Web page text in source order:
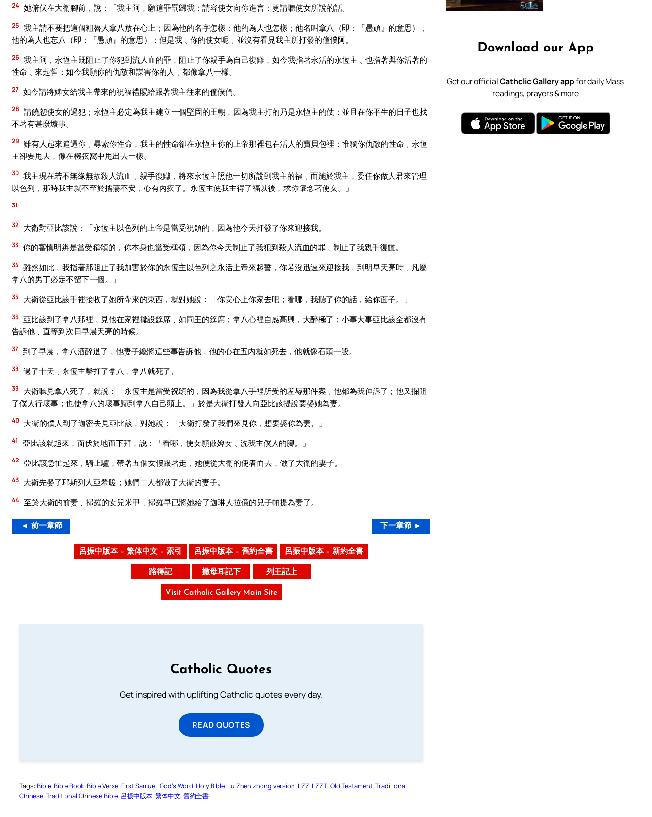
24 她俯伏在大衛腳前﹐說：「我主阿﹐願這罪罰歸我；請容使女向你進言；更請聽使女所說的話。
25 我主請不要把這個粗魯人拿八放在心上；因為他的名字怎樣；他的為人也怎樣；他名叫拿八（即：『愚頑』的意思）﹐
他的為人也忘八（即：『愚頑』的意思）；但是我﹑你的使女呢﹑並沒有看見我主所打發的僮僕阿。
26 我主阿﹐永恆主既阻止了你犯到流人血的罪﹐阻止了你親手為自己復讎﹐如今我指著永活的永恆主﹑也指著與你活著的
性命﹑來起誓：如今我願你的仇敵和謀害你的人﹑都像拿八一樣。
27 如今請將婢女給我主帶來的祝福禮賜給跟著我主往來的僮僕們。
28 請饒恕使女的過犯；永恆主必定為我主建立一個堅固的王朝﹐因為我主打的乃是永恆主的仗；並且在你平生的日子也找
不著有甚麼壞事。
29 雖有人起來追逼你﹑尋索你性命﹐我主的性命卻在永恆主你的上帝那裡包在活人的寶貝包裡；惟獨你仇敵的性命﹑永恆
主卻要甩去﹐像在機弦窩中甩出去一樣。
30 我主現在若不無緣無故殺人流血﹑親手復讎﹐將來永恆主照他一切所說到我主的福﹑而施於我主﹐委任你做人君來管理
以色列﹐那時我主就不至於搖蕩不安﹐心有內疚了。永恆主使我主得了福以後﹐求你懷念著使女。」
31
32 大衛對亞比該說：「永恆主以色列的上帝是當受祝頌的﹐因為他今天打發了你來迎接我。
33 你的審慎明辨是當受稱頌的﹐你本身也當受稱頌﹐因為你今天制止了我犯到殺人流血的罪﹐制止了我親手復讎。
34 雖然如此﹐我指著那阻止了我加害於你的永恆主以色列之永活上帝來起誓﹐你若沒迅速來迎接我﹐到明早天亮時﹑凡屬
拿八的男丁必定不留下一個。」
35 大衛從亞比該手裡接收了她所帶來的東西﹐就對她說：「你安心上你家去吧；看哪﹐我聽了你的話﹐給你面子。」
36 亞比該到了拿八那裡﹐見他在家裡擺設筵席﹑如同王的筵席；拿八心裡自感高興﹐大醉極了；小事大事亞比該全都沒有
告訴他﹑直等到次日早晨天亮的時候。
37 到了早晨﹐拿八酒醉退了﹐他妻子纔將這些事告訴他﹐他的心在五內就如死去﹐他就像石頭一般。
38 過了十天﹑永恆主擊打了拿八﹐拿八就死了。
39
大衛聽見拿八死了﹐就說：「永恆主是當受祝頌的﹐因為我從拿八手裡所受的羞辱那件案﹑他都為我伸訴了；他又攔阻
了僕人行壞事；也使拿八的壞事歸到拿八自己頭上。」於是大衛打發人向亞比該提說要娶她為妻。
40 大衛的僕人到了迦密去見亞比該﹐對她說：「大衛打發了我們來見你﹐想要娶你為妻。」
41 亞比該就起來﹐面伏於地而下拜﹐說：「看哪﹐使女願做婢女﹑洗我主僕人的腳。」
42 亞比該急忙起來﹐騎上驢﹐帶著五個女僕跟著走﹐她便從大衛的使者而去﹐做了大衛的妻子。
43 大衛先娶了耶斯列人亞希暖；她們二人都做了大衛的妻子。
44 至於大衛的前妻﹑掃羅的女兒米甲﹑掃羅早已將她給了迦琳人拉億的兒子帕提為妻了。
◄ 前一章節 下一章節 ►
呂振中版本 – 繁体中文 – 索引 呂振中版本 – 舊約全書 呂振中版本 – 新約全書
路得記 撒母耳記下 列王記上
Visit Catholic Gallery Main Site
Catholic Quotes
Get inspired with uplifting Catholic quotes every day.
READ QUOTES
Tags: Bible Bible Book Bible Verse First Samuel God’s Word Holy Bible Lu Zhen zhong version LZZ LZZT Old Testament Traditional
Chinese Traditional Chinese Bible 呂振中版本 繁体中文 舊約全書
Download our App
Get our officialCatholic Gallery appfor daily Mass
readings, prayers & more